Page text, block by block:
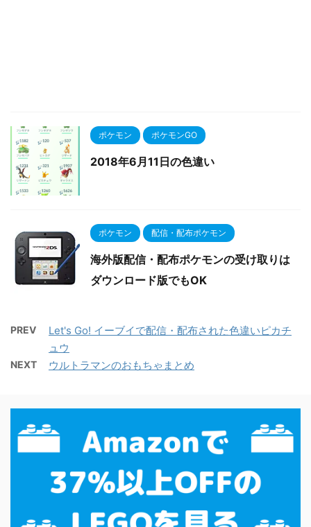
ポケモン ポケモンGO
2018年6月11日の色違い
ポケモン 配信・配布ポケモン
海外版配信・配布ポケモンの受け取りは
ダウンロード版でもOK
PREV
Let's Go! イーブイで配信・配布された色違いピカチ
ュウ
NEXT ウルトラマンのおもちゃまとめ